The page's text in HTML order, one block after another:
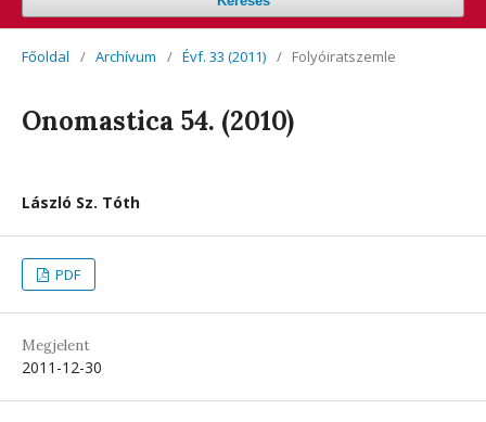
Főoldal / Archívum / Évf. 33 (2011) / Folyóiratszemle
Onomastica 54. (2010)
László Sz. Tóth
PDF
Megjelent
2011-12-30